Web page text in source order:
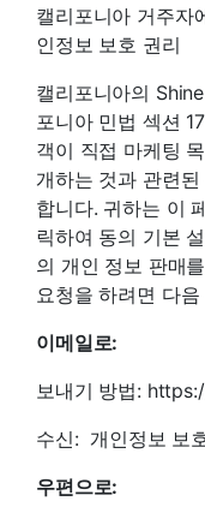
캘리포니아 거주자
인정보 보호 권리
캘리포니아의
포니아 민법 섹션
객이 직접 마케팅
개하는 것과 관련
합니다. 귀하는 이
릭하여 동의 기본
의 개인 정보 판매
요청을 하려면 다
이메일로:
보내기 방법:
수신: 개인정보 보
우편으로: